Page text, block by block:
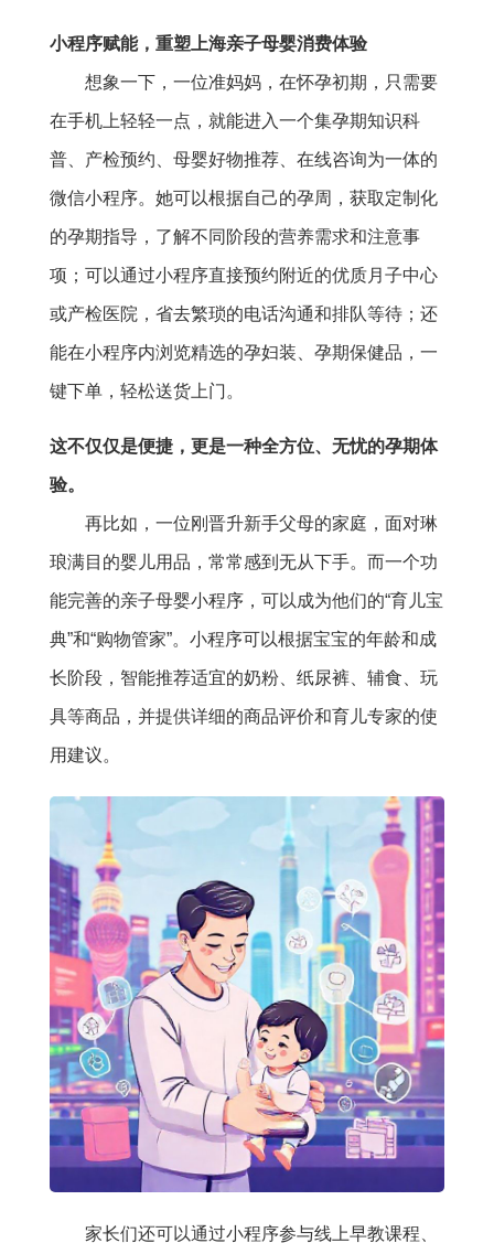
小程序赋能，重塑上海亲子母婴消费体验
想象一下，一位准妈妈，在怀孕初期，只需要
在手机上轻轻一点，就能进入一个集孕期知识科
普、产检预约、母婴好物推荐、在线咨询为一体的
微信小程序。她可以根据自己的孕周，获取定制化
的孕期指导，了解不同阶段的营养需求和注意事
项；可以通过小程序直接预约附近的优质月子中心
或产检医院，省去繁琐的电话沟通和排队等待；还
能在小程序内浏览精选的孕妇装、孕期保健品，一
键下单，轻松送货上门。
这不仅仅是便捷，更是一种全方位、无忧的孕期体
验。
再比如，一位刚晋升新手父母的家庭，面对琳
琅满目的婴儿用品，常常感到无从下手。而一个功
能完善的亲子母婴小程序，可以成为他们的“育儿宝
典”和“购物管家”。小程序可以根据宝宝的年龄和成
长阶段，智能推荐适宜的奶粉、纸尿裤、辅食、玩
具等商品，并提供详细的商品评价和育儿专家的使
用建议。
家长们还可以通过小程序参与线上早教课程、